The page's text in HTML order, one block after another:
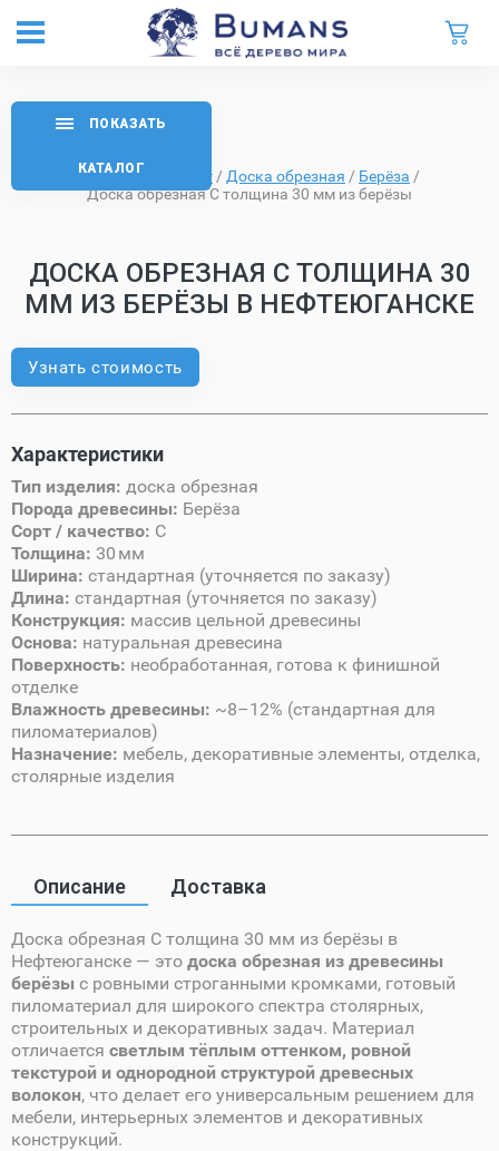
Главная Каталог / Доска обрезная / Берёза /
Доска обрезная C толщина 30 мм из берёзы
ДОСКА ОБРЕЗНАЯ C ТОЛЩИНА 30
ММ ИЗ БЕРЁЗЫ В НЕФТЕЮГАНСКЕ
ПОКАЗАТЬ
КАТАЛОГ
Узнать стоимость
Характеристики
Тип изделия: доска обрезная
Порода древесины: Берёза
Сорт / качество: C
Толщина: 30 мм
Ширина: стандартная (уточняется по заказу)
Длина: стандартная (уточняется по заказу)
Конструкция: массив цельной древесины
Основа: натуральная древесина
Поверхность: необработанная, готова к финишной
отделке
Влажность древесины: ~8–12% (стандартная для
пиломатериалов)
Назначение: мебель, декоративные элементы, отделка,
столярные изделия
Описание Доставка
Доска обрезная C толщина 30 мм из берёзы в
Нефтеюганске — это доска обрезная из древесины
берёзы с ровными строганными кромками, готовый
пиломатериал для широкого спектра столярных,
строительных и декоративных задач. Материал
отличается светлым тёплым оттенком, ровной
текстурой и однородной структурой древесных
волокон, что делает его универсальным решением для
мебели, интерьерных элементов и декоративных
конструкций.